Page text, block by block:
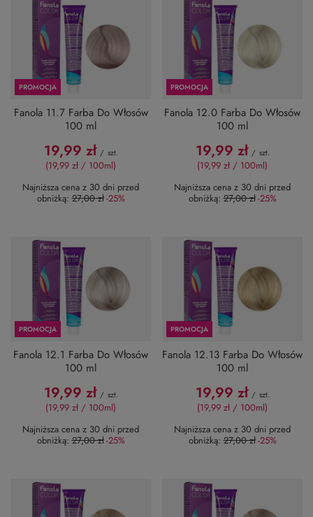
PROMOCJA
Fanola 11.7 Farba Do Włosów
100 ml
19,99 zł / szt.
(19,99 zł / 100ml)
Najniższa cena z 30 dni przed
obniżką:27,00 zł-25%
PROMOCJA
Fanola 12.0 Farba Do Włosów
100 ml
19,99 zł / szt.
(19,99 zł / 100ml)
Najniższa cena z 30 dni przed
obniżką:27,00 zł-25%
PROMOCJA
Fanola 12.1 Farba Do Włosów
100 ml
19,99 zł / szt.
(19,99 zł / 100ml)
Najniższa cena z 30 dni przed
obniżką:27,00 zł-25%
PROMOCJA
Fanola 12.13 Farba Do Włosów
100 ml
19,99 zł / szt.
(19,99 zł / 100ml)
Najniższa cena z 30 dni przed
obniżką:27,00 zł-25%